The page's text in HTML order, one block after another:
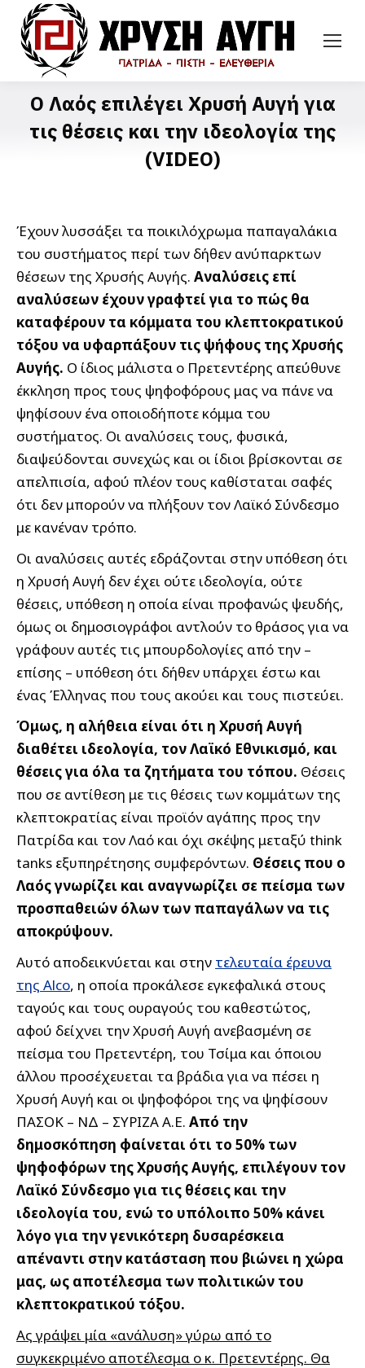
Ο Λαός επιλέγει Χρυσή Αυγή για
τις θέσεις και την ιδεολογία της
(VIDEO)
Έχουν λυσσάξει τα ποικιλόχρωμα παπαγαλάκια
του συστήματος περί των δήθεν ανύπαρκτων
θέσεων της Χρυσής Αυγής. Αναλύσεις επί
αναλύσεων έχουν γραφτεί για το πώς θα
καταφέρουν τα κόμματα του κλεπτοκρατικού
τόξου να υφαρπάξουν τις ψήφους της Χρυσής
Αυγής. Ο ίδιος μάλιστα ο Πρετεντέρης απεύθυνε
έκκληση προς τους ψηφοφόρους μας να πάνε να
ψηφίσουν ένα οποιοδήποτε κόμμα του
συστήματος. Οι αναλύσεις τους, φυσικά,
διαψεύδονται συνεχώς και οι ίδιοι βρίσκονται σε
απελπισία, αφού πλέον τους καθίσταται σαφές
ότι δεν μπορούν να πλήξουν τον Λαϊκό Σύνδεσμο
με κανέναν τρόπο.
Οι αναλύσεις αυτές εδράζονται στην υπόθεση ότι
η Χρυσή Αυγή δεν έχει ούτε ιδεολογία, ούτε
θέσεις, υπόθεση η οποία είναι προφανώς ψευδής,
όμως οι δημοσιογράφοι αντλούν το θράσος για να
γράφουν αυτές τις μπουρδολογίες από την –
επίσης – υπόθεση ότι δήθεν υπάρχει έστω και
ένας Έλληνας που τους ακούει και τους πιστεύει.
Όμως, η αλήθεια είναι ότι η Χρυσή Αυγή
διαθέτει ιδεολογία, τον Λαϊκό Εθνικισμό, και
θέσεις για όλα τα ζητήματα του τόπου. Θέσεις
που σε αντίθεση με τις θέσεις των κομμάτων της
κλεπτοκρατίας είναι προϊόν αγάπης προς την
Πατρίδα και τον Λαό και όχι σκέψης μεταξύ think
tanks εξυπηρέτησης συμφερόντων. Θέσεις που ο
Λαός γνωρίζει και αναγνωρίζει σε πείσμα των
προσπαθειών όλων των παπαγάλων να τις
αποκρύψουν.
Αυτό αποδεικνύεται και στην τελευταία έρευνα
της Alco, η οποία προκάλεσε εγκεφαλικά στους
ταγούς και τους ουραγούς του καθεστώτος,
αφού δείχνει την Χρυσή Αυγή ανεβασμένη σε
πείσμα του Πρετεντέρη, του Τσίμα και όποιου
άλλου προσέχευεται τα βράδια για να πέσει η
Χρυσή Αυγή και οι ψηφοφόροι της να ψηφίσουν
ΠΑΣΟΚ – ΝΔ – ΣΥΡΙΖΑ Α.Ε. Από την
δημοσκόπηση φαίνεται ότι το 50% των
ψηφοφόρων της Χρυσής Αυγής, επιλέγουν τον
Λαϊκό Σύνδεσμο για τις θέσεις και την
ιδεολογία του, ενώ το υπόλοιπο 50% κάνει
λόγο για την γενικότερη δυσαρέσκεια
απέναντι στην κατάσταση που βιώνει η χώρα
μας, ως αποτέλεσμα των πολιτικών του
κλεπτοκρατικού τόξου.
Ας γράψει μία «ανάλυση» γύρω από το
συγκεκριμένο αποτέλεσμα ο κ. Πρετεντέρης. Θα